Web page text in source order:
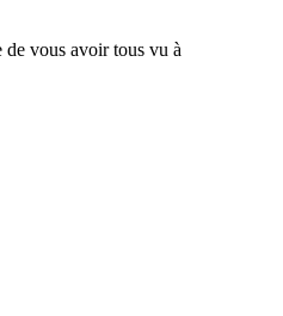
de vous avoir tous vu à